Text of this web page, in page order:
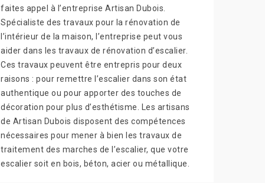
faites appel à l’entreprise Artisan Dubois.
Spécialiste des travaux pour la rénovation de
l’intérieur de la maison, l’entreprise peut vous
aider dans les travaux de rénovation d’escalier.
Ces travaux peuvent être entrepris pour deux
raisons : pour remettre l’escalier dans son état
authentique ou pour apporter des touches de
décoration pour plus d’esthétisme. Les artisans
de Artisan Dubois disposent des compétences
nécessaires pour mener à bien les travaux de
traitement des marches de l’escalier, que votre
escalier soit en bois, béton, acier ou métallique.